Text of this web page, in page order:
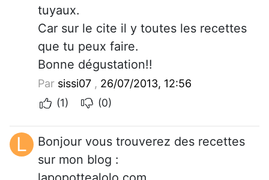
tuyaux.
Car sur le cite il y toutes les recettes
que tu peux faire.
Bonne dégustation!!
Par sissi07 , 26/07/2013, 12:56
(1)
(0)
L
Bonjour vous trouverez des recettes
sur mon blog :